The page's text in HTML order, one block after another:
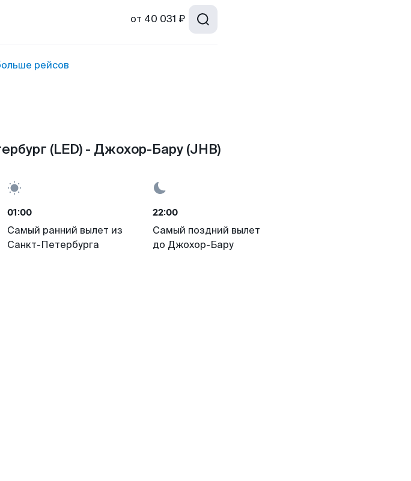
от 40 031 ₽
рейсов
(LED) - Джохор-Бару (JHB)
01:00
Самый ранний вылет из
Санкт-Петербурга
22:00
Самый поздний вылет
до Джохор-Бару